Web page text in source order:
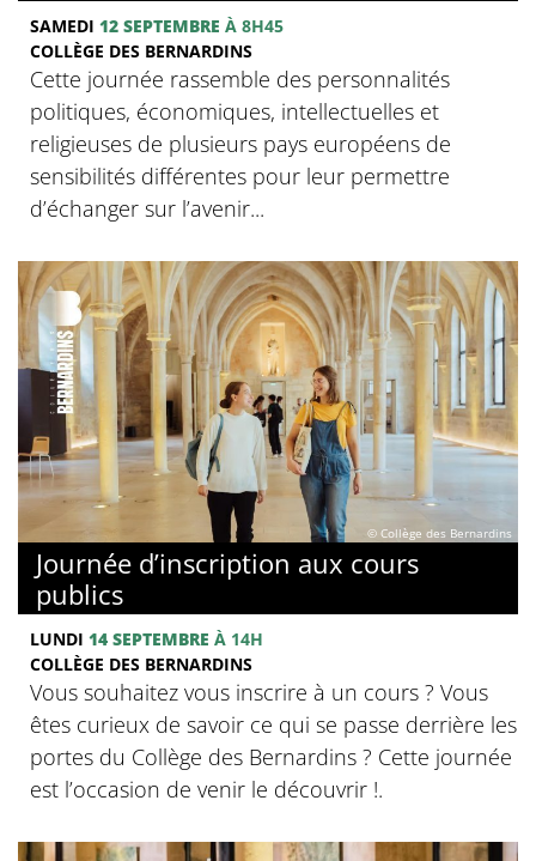
SAMEDI 12 SEPTEMBRE À 8H45
COLLÈGE DES BERNARDINS
Cette journée rassemble des personnalités
politiques, économiques, intellectuelles et
religieuses de plusieurs pays européens de
sensibilités différentes pour leur permettre
d’échanger sur l’avenir...
© Collège des Bernardins
Journée d’inscription aux cours
publics
LUNDI 14 SEPTEMBRE À 14H
COLLÈGE DES BERNARDINS
Vous souhaitez vous inscrire à un cours ? Vous
êtes curieux de savoir ce qui se passe derrière les
portes du Collège des Bernardins ? Cette journée
est l’occasion de venir le découvrir !.